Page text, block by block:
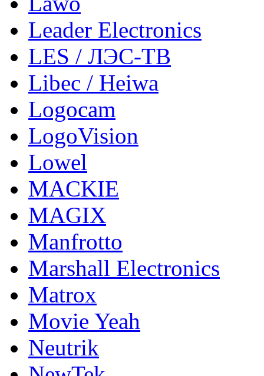
Leader Electronics
LES / ЛЭС-ТВ
Libec / Heiwa
Logocam
LogoVision
Lowel
MACKIE
MAGIX
Manfrotto
Marshall Electronics
Matrox
Movie Yeah
Neutrik